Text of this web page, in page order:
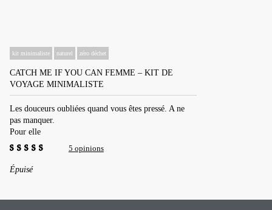
kit minimaliste naturel zéro déchet
CATCH ME IF YOU CAN FEMME – KIT DE
VOYAGE MINIMALISTE
Les douceurs oubliées quand vous êtes pressé. A ne
pas manquer.
Pour elle
5 opinions
Épuisé